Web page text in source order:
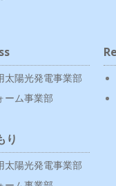
太陽光発電事業部
ーム事業部
り
太陽光発電事業部